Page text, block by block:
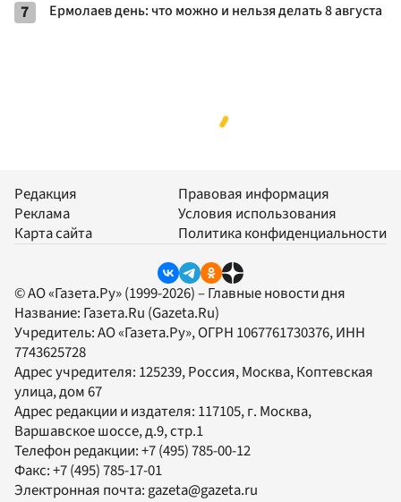
7 Ермолаев день: что можно и нельзя делать 8 августа
Редакция
Реклама
Карта сайта
Правовая информация
Условия использования
Политика конфиденциальности
© АО «Газета.Ру» (1999-2026) – Главные новости дня
Название: Газета.Ru (Gazeta.Ru)
Учредитель:АО «Газета.Ру», ОГРН 1067761730376, ИНН
7743625728
Адрес учредителя: 125239, Россия, Москва, Коптевская
улица, дом 67
Адрес редакции и издателя: 117105, г. Москва,
Варшавское шоссе, д.9, стр.1
Телефон редакции:+7 (495) 785-00-12
Факс:+7 (495) 785-17-01
Электронная почта: gazeta@gazeta.ru